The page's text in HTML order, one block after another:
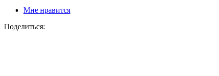
Мне нравится
Поделиться: